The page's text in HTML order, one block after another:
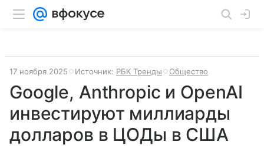
17 ноября 2025 Источник: РБК Тренды Общество
Google, Anthropic и OpenAI
инвестируют миллиарды
долларов в ЦОДы в США